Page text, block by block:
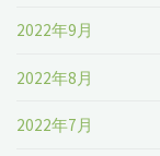
2022年9月
2022年8月
2022年7月